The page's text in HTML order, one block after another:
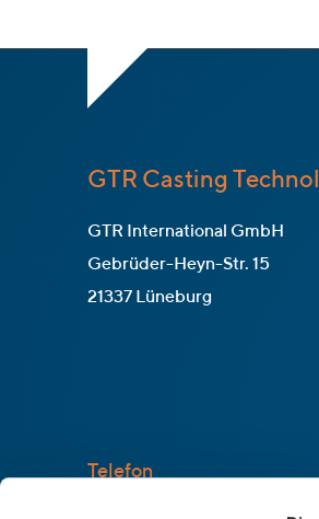
GTR Casting
GTR International GmbH
Gebrüder-Heyn-Str. 15
21337 Lüneburg
Telefon